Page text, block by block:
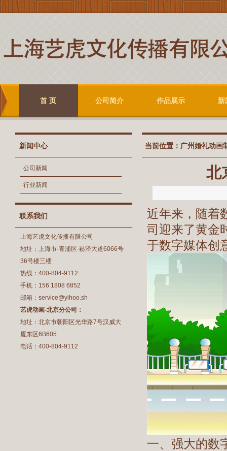
首 页 公司简介 作品展示 新
新闻中心
公司新闻
行业新闻
联系我们
上海艺虎文化传播有限公司
地址：上海市-青浦区-崧泽大道6066号
36号楼三楼
热线：400-804-9112
手机：156 1808 6852
邮箱：service@yihoo.sh
艺虎动画-北京分公司：
地址：北京市朝阳区光华路7号汉威大
厦东区6B605
电话：400-804-9112
当前位置： 广州婚礼动画
北
近年来，随着
司迎来了黄金
于数字媒体创
一、强大的数